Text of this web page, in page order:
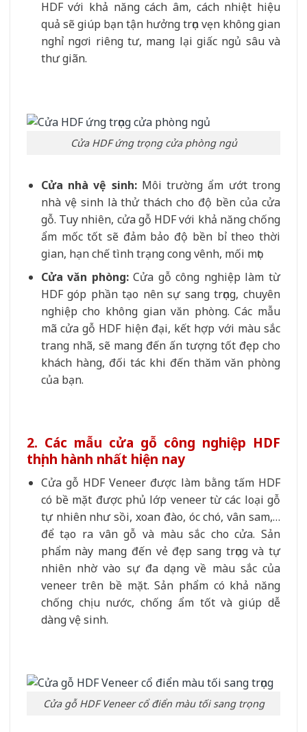
HDF với khả năng cách âm, cách nhiệt hiệu
quả sẽ giúp bạn tận hưởng trọn vẹn không gian
nghỉ ngơi riêng tư, mang lại giấc ngủ sâu và
thư giãn.
Cửa HDF ứng trọng cửa phòng ngủ
Cửa nhà vệ sinh:Môi trường ẩm ướt trong
nhà vệ sinh là thử thách cho độ bền của cửa
gỗ. Tuy nhiên, cửa gỗ HDF với khả năng chống
ẩm mốc tốt sẽ đảm bảo độ bền bỉ theo thời
gian, hạn chế tình trạng cong vênh, mối mọt.
Cửa văn phòng:Cửa gỗ công nghiệp làm từ
HDF góp phần tạo nên sự sang trọng, chuyên
nghiệp cho không gian văn phòng. Các mẫu
mã cửa gỗ HDF hiện đại, kết hợp với màu sắc
trang nhã, sẽ mang đến ấn tượng tốt đẹp cho
khách hàng, đối tác khi đến thăm văn phòng
của bạn.
2. Các mẫu cửa gỗ công nghiệp HDF
thịnh hành nhất hiện nay
Cửa gỗ HDF Veneer được làm bằng tấm HDF
có bề mặt được phủ lớp veneer từ các loại gỗ
tự nhiên như sồi, xoan đào, óc chó, vân sam,…
để tạo ra vân gỗ và màu sắc cho cửa. Sản
phẩm này mang đến vẻ đẹp sang trọng và tự
nhiên nhờ vào sự đa dạng về màu sắc của
veneer trên bề mặt. Sản phẩm có khả năng
chống chịu nước, chống ẩm tốt và giúp dễ
dàng vệ sinh.
Cửa gỗ HDF Veneer cổ điển màu tối sang trọng